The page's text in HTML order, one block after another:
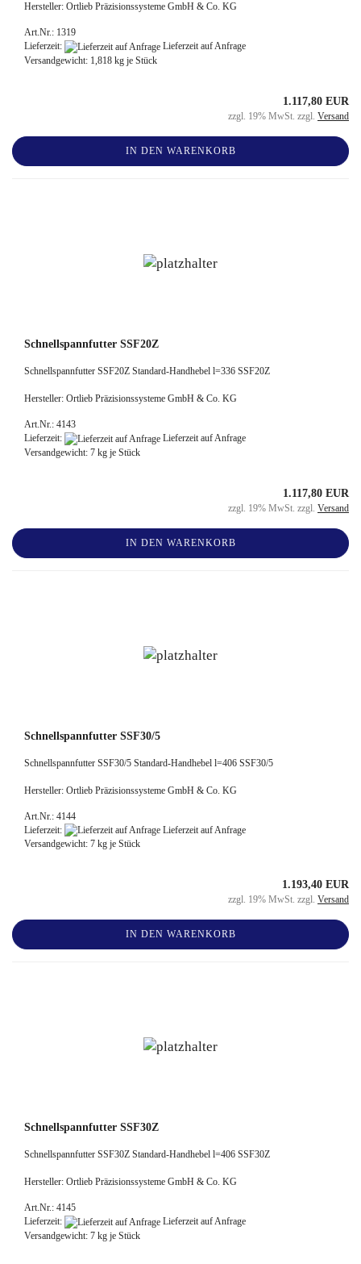
Hersteller: Ortlieb Präzisionssysteme GmbH & Co. KG
Art.Nr.: 1319
Lieferzeit:
Lieferzeit auf Anfrage
Versandgewicht: 1,818 kg je Stück
1.117,80 EUR
zzgl. 19% MwSt. zzgl. Versand
IN DEN WARENKORB
Schnellspannfutter SSF20Z
Schnellspannfutter SSF20Z Standard-Handhebel l=336 SSF20Z
Hersteller: Ortlieb Präzisionssysteme GmbH & Co. KG
Art.Nr.: 4143
Lieferzeit:
Lieferzeit auf Anfrage
Versandgewicht: 7 kg je Stück
1.117,80 EUR
zzgl. 19% MwSt. zzgl. Versand
IN DEN WARENKORB
Schnellspannfutter SSF30/5
Schnellspannfutter SSF30/5 Standard-Handhebel l=406 SSF30/5
Hersteller: Ortlieb Präzisionssysteme GmbH & Co. KG
Art.Nr.: 4144
Lieferzeit:
Lieferzeit auf Anfrage
Versandgewicht: 7 kg je Stück
1.193,40 EUR
zzgl. 19% MwSt. zzgl. Versand
IN DEN WARENKORB
Schnellspannfutter SSF30Z
Schnellspannfutter SSF30Z Standard-Handhebel l=406 SSF30Z
Hersteller: Ortlieb Präzisionssysteme GmbH & Co. KG
Art.Nr.: 4145
Lieferzeit:
Lieferzeit auf Anfrage
Versandgewicht: 7 kg je Stück